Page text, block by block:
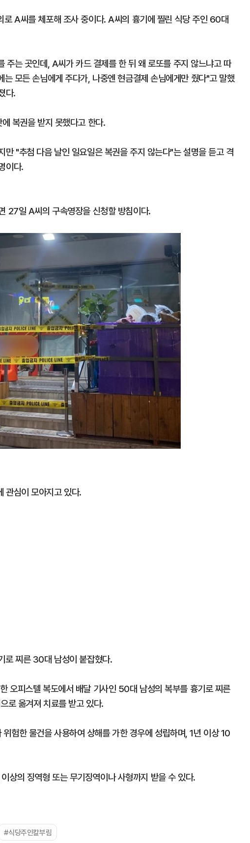
A씨를 체포해 조사 중이다. A씨의 흉기에 찔린 식당 주인 60대
는 곳인데, A씨가 카드 결제를 한 뒤 왜 로또를 주지 않느냐고 따
모든 손님에게 주다가, 나중엔 현금결제 손님에게만 줬다"고 말했
다.
복권을 받지 못했다고 한다.
만 "추첨 다음 날인 일요일은 복권을 주지 않는다"는 설명을 듣고 격
이다.
27일 A씨의 구속영장을 신청할 방침이다.
관심이 모아지고 있다.
로 찌른 30대 남성이 붙잡혔다.
오피스텔 복도에서 배달 기사인 50대 남성의 복부를 흉기로 찌른
로 옮겨져 치료를 받고 있다.
험한 물건을 사용하여 상해를 가한 경우에 성립하며, 1년 이상 10
상의 징역형 또는 무기징역이나 사형까지 받을 수 있다.
#식당주인칼부림